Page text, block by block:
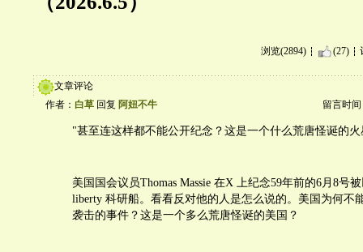
浏览(2894) (27)
文章评论
作者： 白草 回复 阿妞不牛 留言时间
"甚至连这样都不能公开纪念？这是一个什么荒唐怪诞的
美国国会议员Thomas Massie 在X 上纪念59年前的6月8号
liberty 科研船。看看反对他的人是怎么说的。美国为何不
袭击的事件？这是一个多么荒唐怪诞的美国？